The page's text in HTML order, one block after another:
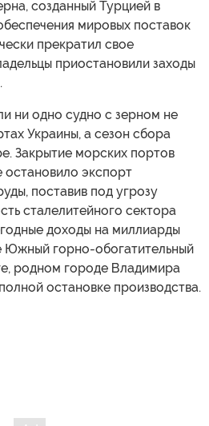
созданный Турцией в
мировых поставок
прекратил свое
приостановили заходы
ни одно судно с зерном не
Украины, а сезон сбора
Закрытие морских портов
экспорт
поставив под угрозу
сталелитейного сектора
доходы на миллиарды
Южный горно-обогатительный
родном городе Владимира
остановке производства.